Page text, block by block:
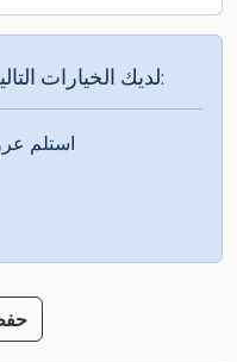
لديك الخيارات التالية للعثور على المركبة المطلوبة:
استلم